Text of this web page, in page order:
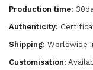
Production time:
Authenticity:
Shipping: Worldwide
Customisation: